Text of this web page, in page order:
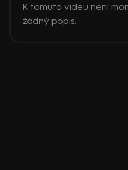
K tomuto videu není
žádný popis.